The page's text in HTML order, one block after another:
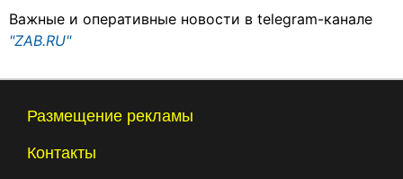
Важные и оперативные новости в telegram-канале
"ZAB.RU"
Размещение рекламы
Контакты